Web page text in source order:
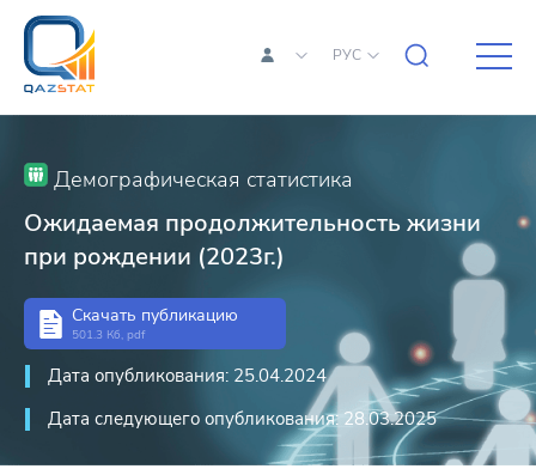
РУС
Демографическая статистика
Ожидаемая продолжительность жизни
при рождении (2023г.)
Скачать публикацию
501.3 Кб, pdf
Дата опубликования: 25.04.2024
Дата следующего опубликования: 28.03.2025